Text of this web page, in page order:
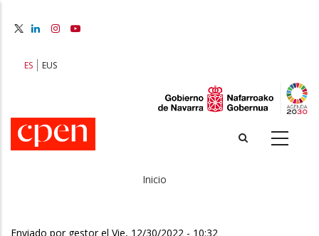
principal
ES EUS
enlaces
Inicio
Enviado por gestorel Vie, 12/30/2022 - 10:32